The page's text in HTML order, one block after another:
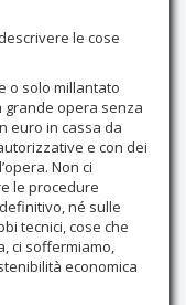
le cose
o solo millantato
opera senza
euro in cassa da
e con dei
Non ci
le procedure
né sulle
tecnici, cose che
ci soffermiamo,
economica